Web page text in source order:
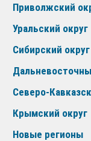
Приволжский
Уральский округ
Сибирский округ
Северо-
Крымский округ
Новые регионы